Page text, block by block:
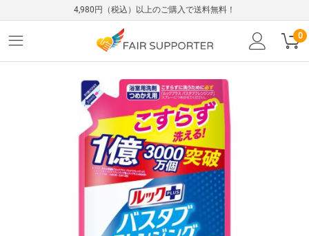
4,980円（税込）以上のご購入で送料無料！
0